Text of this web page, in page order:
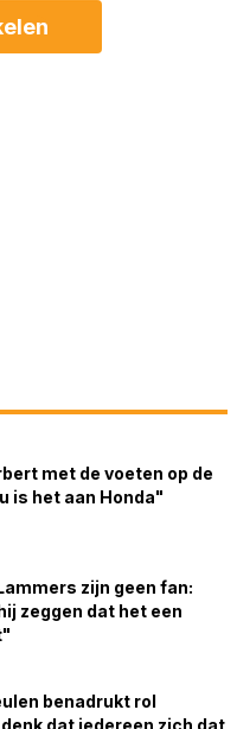
met de voeten op de
is het aan Honda"
zijn geen fan:
zeggen dat het een
benadrukt rol
dat iedereen zich dat